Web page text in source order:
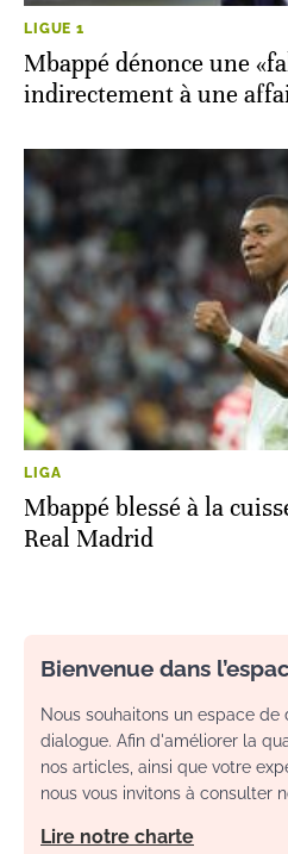
LIGUE 1
Mbappé dénonce une
indirectement à une
LIGA
Mbappé blessé à la
Real Madrid
Bienvenue dans
Nous souhaitons un espace de
dialogue. Afin d'améliorer la
nos articles, ainsi que votre
nous vous invitons à consulter
Lire notre charte